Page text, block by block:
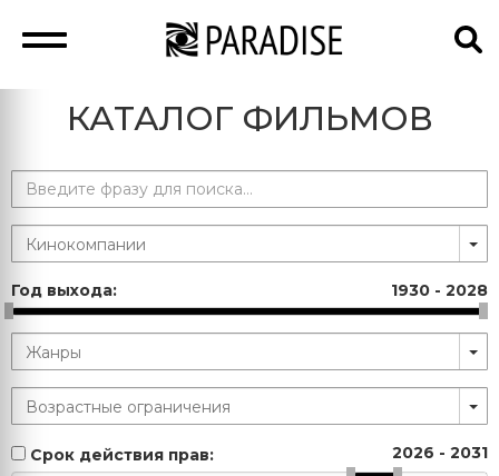
КАТАЛОГ ФИЛЬМОВ
Год выхода: 1930 - 2028
Срок действия прав: 2026 - 2031